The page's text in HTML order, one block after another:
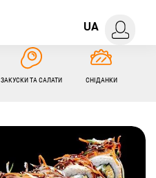
UA
ЗАКУСКИ ТА САЛАТИ СНІДАНКИ